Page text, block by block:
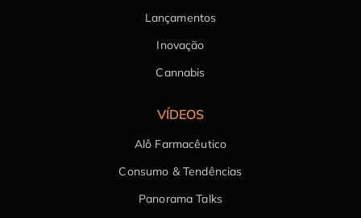
Lançamentos
Inovação
Cannabis
VÍDEOS
Alô Farmacêutico
Consumo & Tendências
Panorama Talks